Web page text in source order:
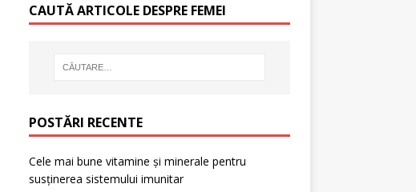
CAUTĂ ARTICOLE DESPRE FEMEI
POSTĂRI RECENTE
Cele mai bune vitamine și minerale pentru
susținerea sistemului imunitar